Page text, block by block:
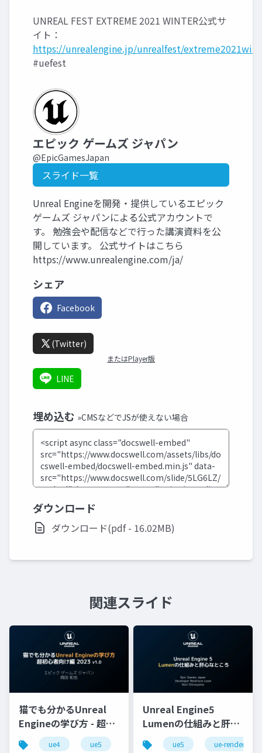
UNREAL FEST EXTREME 2021 WINTER公式サ
イト：
https://unrealengine.jp/unrealfest/
#uefest
エピック ゲームズ ジャパン
@EpicGamesJapan
スライド一覧
Unreal Engineを開発・提供しているエピック
ゲームズ ジャパンによる公式アカウントで
す。 勉強会や配信などで行った講演資料を公
開しています。 公式サイトはこちら
https://www.unrealengine.com/ja/
シェア
Facebook
(Twitter)
またはPlayer版
LINE
埋め込む »CMSなどでJSが使えない場合
ダウンロード
ダウンロード(pdf - 16.02MB)
関連スライド
猫でも分かるUnreal
Engineの学び方 - 超初
心者向け編 - 2023 v1.0
ue4 ue5 ue-beginner
Unreal Engine5
Lumenの仕組みと肝心
なところ
ue5 ue-rendering